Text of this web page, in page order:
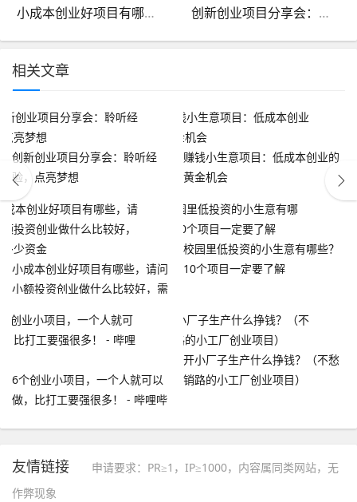
小成本创业好项目有哪些，请问小额投资创业做什么比较好，需要多少资金 创新创业项目分享会：聆听经验，点亮梦想
相关文章
创新创业项目分享会：聆听经
验，点亮梦想
赚钱小生意项目：低成本创业的
黄金机会
小成本创业好项目有哪些，请问
小额投资创业做什么比较好，需
校园里低投资的小生意有哪些？
10个项目一定要了解
6个创业小项目，一个人就可以
做，比打工要强很多！ - 哔哩哔
开小厂子生产什么挣钱？（不愁
销路的小工厂创业项目）
友情链接
申请要求：PR≥1，IP≥1000，内容属同类网站，无
作弊现象